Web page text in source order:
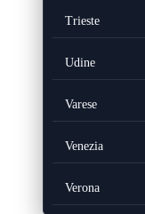
Trieste
Udine
Varese
Venezia
Verona